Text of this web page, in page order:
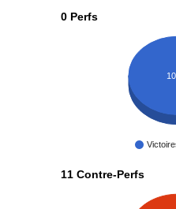
0 Perfs
11 Contre-Perfs